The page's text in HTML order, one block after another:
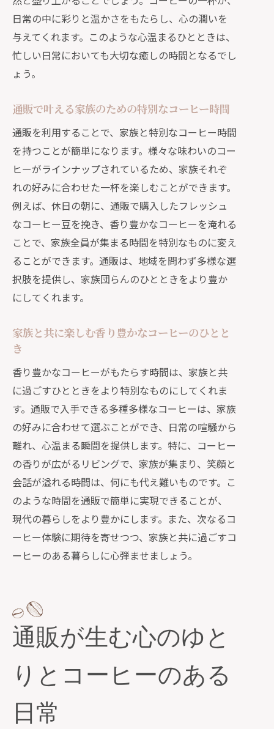
日常の中に彩りと温かさをもたらし、心の潤いを
与えてくれます。このような心温まるひとときは、
忙しい日常においても大切な癒しの時間となるでし
ょう。
通販で叶える家族のための特別なコーヒー時間
通販を利用することで、家族と特別なコーヒー時間
を持つことが簡単になります。様々な味わいのコー
ヒーがラインナップされているため、家族それぞ
れの好みに合わせた一杯を楽しむことができます。
例えば、休日の朝に、通販で購入したフレッシュ
なコーヒー豆を挽き、香り豊かなコーヒーを淹れる
ことで、家族全員が集まる時間を特別なものに変え
ることができます。通販は、地域を問わず多様な選
択肢を提供し、家族団らんのひとときをより豊か
にしてくれます。
家族と共に楽しむ香り豊かなコーヒーのひとと
き
香り豊かなコーヒーがもたらす時間は、家族と共
に過ごすひとときをより特別なものにしてくれま
す。通販で入手できる多種多様なコーヒーは、家族
の好みに合わせて選ぶことができ、日常の喧騒から
離れ、心温まる瞬間を提供します。特に、コーヒー
の香りが広がるリビングで、家族が集まり、笑顔と
会話が溢れる時間は、何にも代え難いものです。こ
のような時間を通販で簡単に実現できることが、
現代の暮らしをより豊かにします。また、次なるコ
ーヒー体験に期待を寄せつつ、家族と共に過ごすコ
ーヒーのある暮らしに心弾ませましょう。
通販が生む心のゆと
りとコーヒーのある
日常